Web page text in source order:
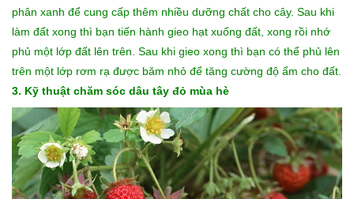
phân xanh để cung cấp thêm nhiều dưỡng chất cho cây. Sau khi
làm đất xong thì bạn tiến hành gieo hạt xuống đất, xong rồi nhớ
phủ một lớp đất lên trên. Sau khi gieo xong thì bạn có thể phủ lên
trên một lớp rơm rạ được băm nhỏ để tăng cường độ ẩm cho đất.
3. Kỹ thuật chăm sóc dâu tây đỏ mùa hè